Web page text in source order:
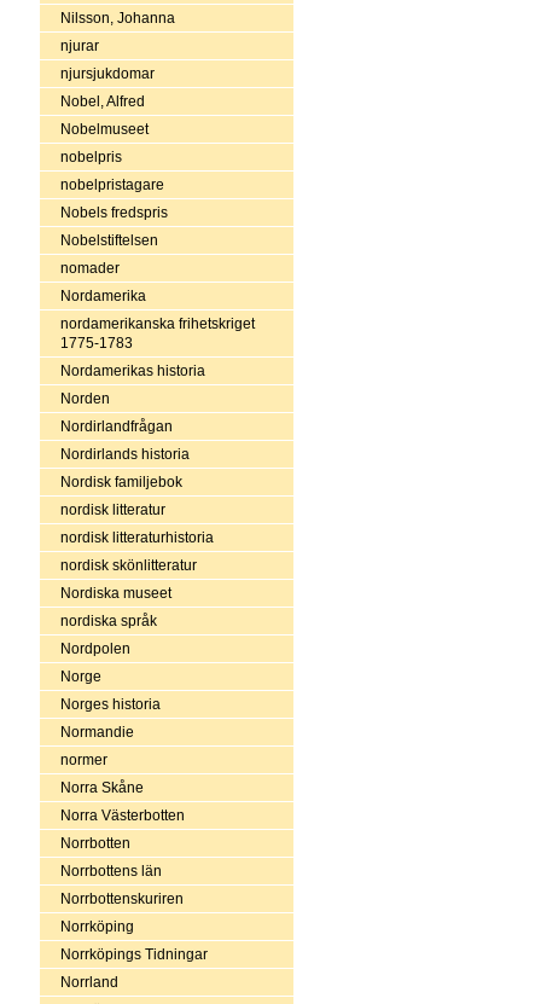
Nilsson, Johanna
njurar
njursjukdomar
Nobel, Alfred
Nobelmuseet
nobelpris
nobelpristagare
Nobels fredspris
Nobelstiftelsen
nomader
Nordamerika
nordamerikanska frihetskriget
1775-1783
Nordamerikas historia
Norden
Nordirlandfrågan
Nordirlands historia
Nordisk familjebok
nordisk litteratur
nordisk litteraturhistoria
nordisk skönlitteratur
Nordiska museet
nordiska språk
Nordpolen
Norge
Norges historia
Normandie
normer
Norra Skåne
Norra Västerbotten
Norrbotten
Norrbottens län
Norrbottenskuriren
Norrköping
Norrköpings Tidningar
Norrland